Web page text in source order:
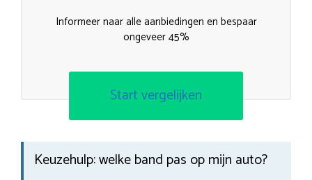
Informeer naar alle aanbiedingen en bespaar
ongeveer 45%
Start vergelijken
Keuzehulp: welke band pas op mijn auto?